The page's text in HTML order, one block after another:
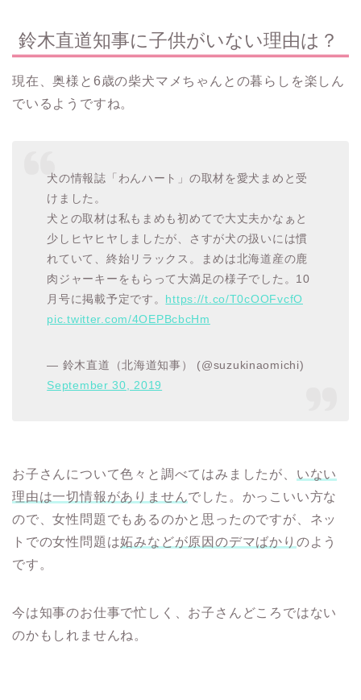
鈴木直道知事に子供がいない理由は？
現在、奥様と6歳の柴犬マメちゃんとの暮らしを楽しん
でいるようですね。
犬の情報誌「わんハート」の取材を愛犬まめと受
けました。
犬との取材は私もまめも初めてで大丈夫かなぁと
少しヒヤヒヤしましたが、さすが犬の扱いには慣
れていて、終始リラックス。まめは北海道産の鹿
肉ジャーキーをもらって大満足の様子でした。10
月号に掲載予定です。 https://t.co/T0cOOFvcfO
pic.twitter.com/4OEPBcbcHm
— 鈴木直道（北海道知事） (@suzukinaomichi)
September 30, 2019
お子さんについて色々と調べてはみましたが、 いない
理由は一切情報がありませんでした。かっこいい方な
ので、女性問題でもあるのかと思ったのですが、ネッ
トでの女性問題は妬みなどが原因のデマばかり のよう
です。
今は知事のお仕事で忙しく、お子さんどころではない
のかもしれませんね。